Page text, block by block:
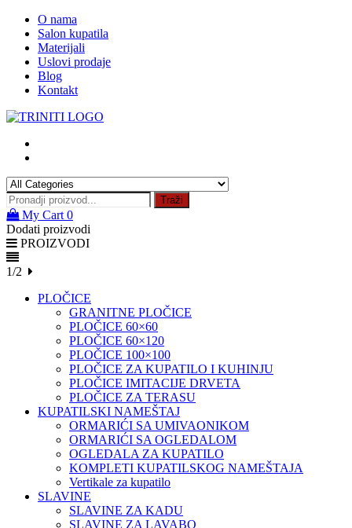
Skip
content
O nama
Salon kupatila
Materijali
Uslovi prodaje
Blog
Kontakt
Traži
My Cart 0
Dodati proizvodi
PROIZVODI
1/2
PLOČICE
GRANITNE PLOČICE
PLOČICE 60×60
PLOČICE 60×120
PLOČICE 100×100
PLOČICE ZA KUPATILO I KUHINJU
PLOČICE IMITACIJE DRVETA
PLOČICE ZA TERASU
KUPATILSKI NAMEŠTAJ
ORMARIĆI SA UMIVAONIKOM
ORMARIĆI SA OGLEDALOM
OGLEDALA ZA KUPATILO
KOMPLETI KUPATILSKOG NAMEŠTAJA
Vertikale za kupatilo
SLAVINE
SLAVINE ZA KADU
SLAVINE ZA LAVABO